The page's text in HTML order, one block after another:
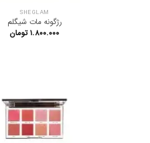
SHEGLAM
رژگونه مات شیگلم
۱.۸۰۰.۰۰۰تومان